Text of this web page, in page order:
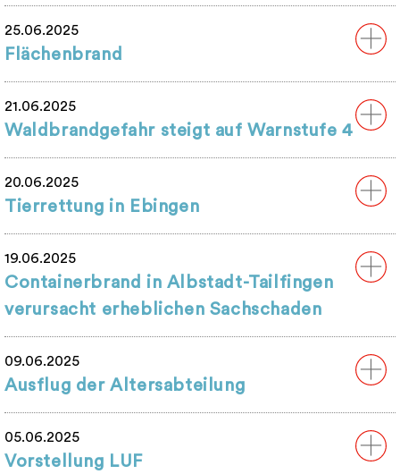
25.06.2025
Flächenbrand
21.06.2025
Waldbrandgefahr steigt auf Warnstufe 4
20.06.2025
Tierrettung in Ebingen
19.06.2025
Containerbrand in Albstadt-Tailfingen
verursacht erheblichen Sachschaden
09.06.2025
Ausflug der Altersabteilung
05.06.2025
Vorstellung LUF